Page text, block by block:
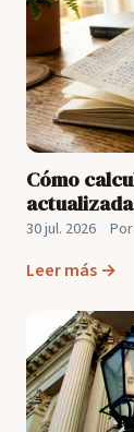
Cómo
30 jul. 2026
Leer más →